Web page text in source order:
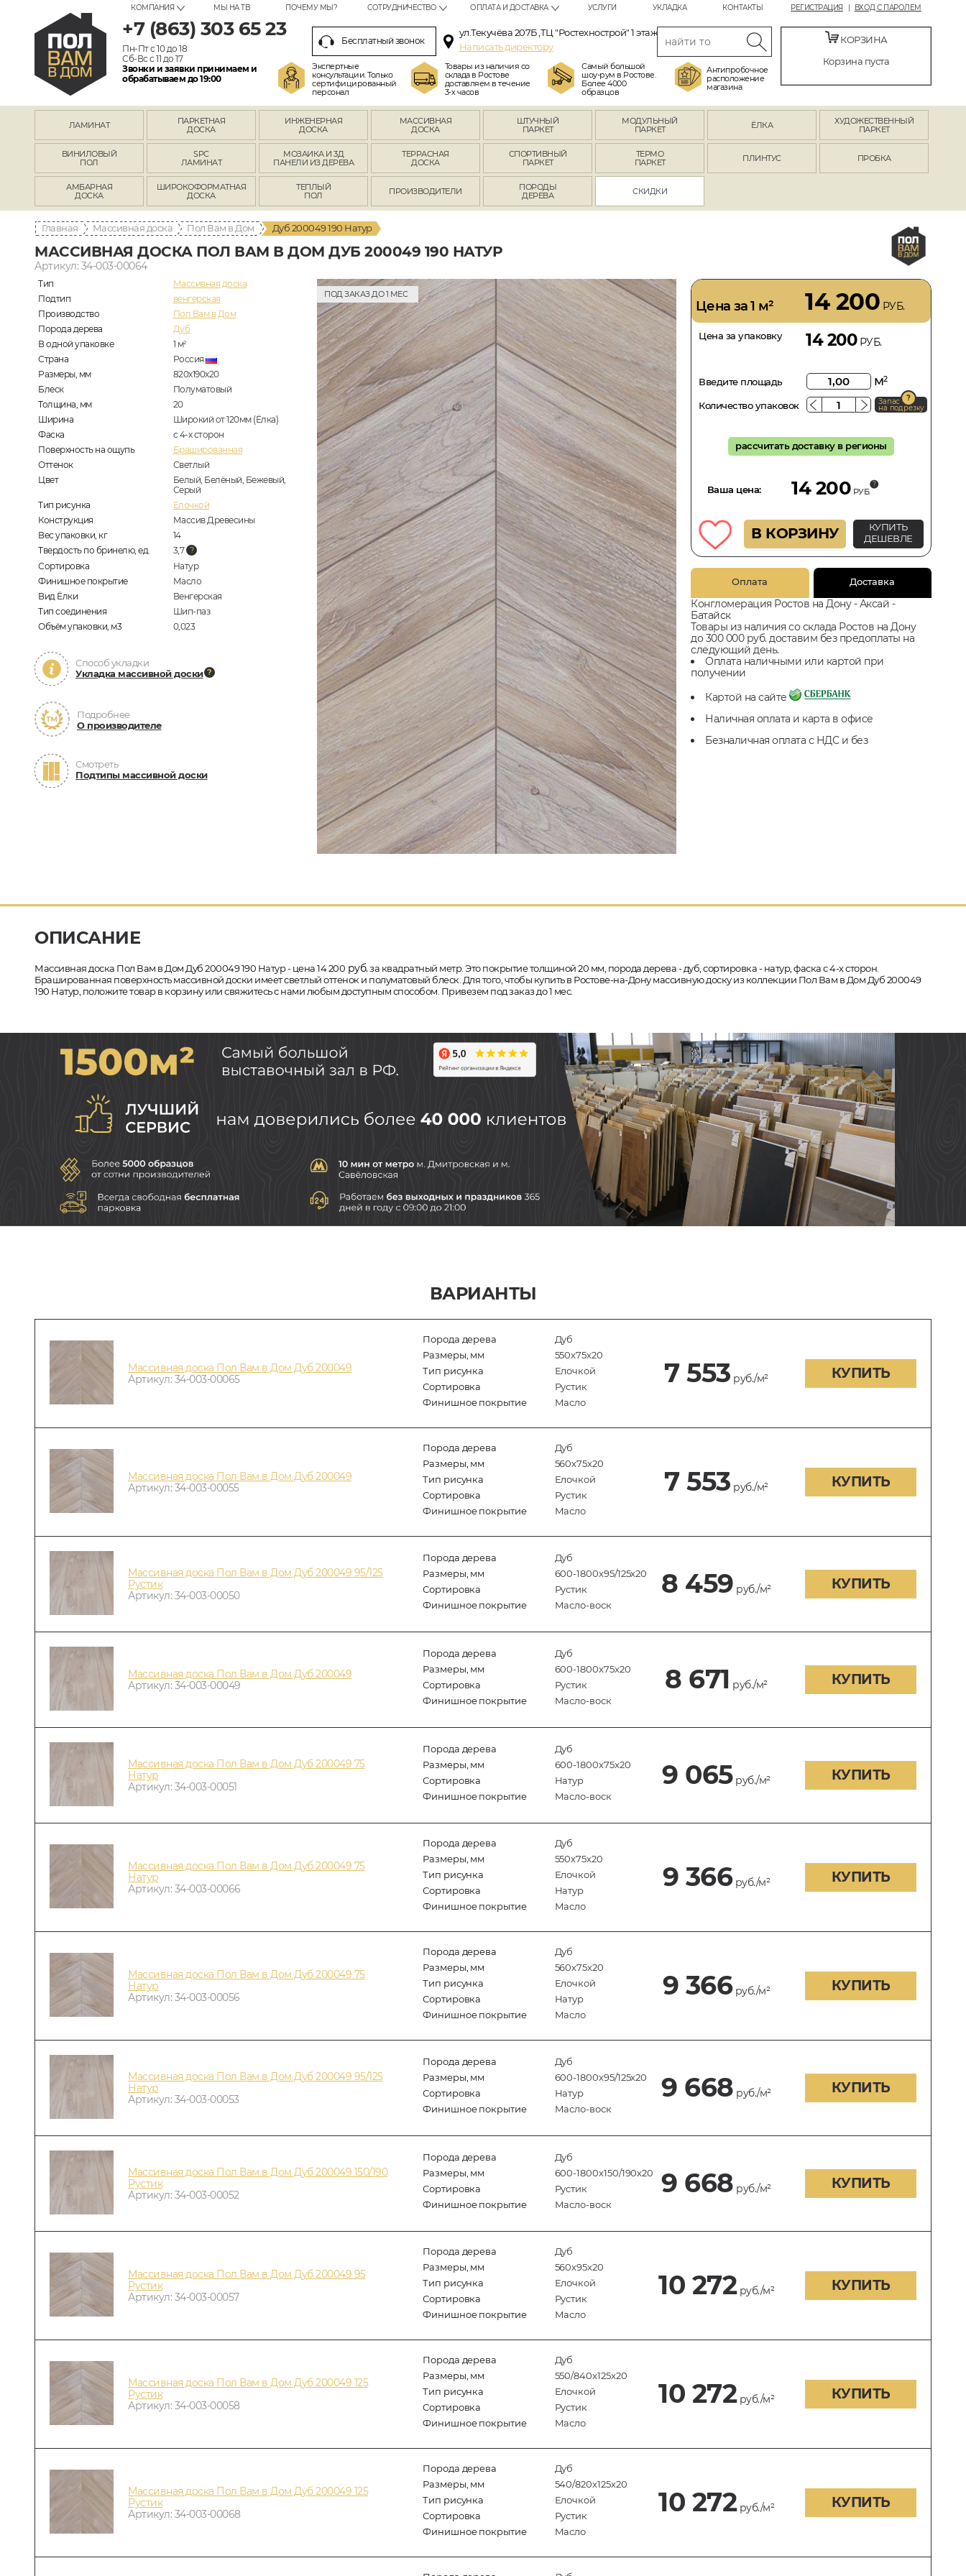
РЕГИСТРАЦИЯ ВХОД С ПАРОЛЕМ
КОМПАНИЯ МЫ НА ТВ ПОЧЕМУ МЫ? СОТРУДНИЧЕСТВО ОПЛАТА И ДОСТАВКА УСЛУГИ УКЛАДКА КОНТАКТЫ
+7 (863) 303 65 23
Пн-Пт с 10 до 18
Сб-Вс с 11 до 17
Звонки и заявки принимаем и
обрабатываем до 19:00
Бесплатный звонок
ул.Текучёва 207Б ,ТЦ "Ростехнострой" 1 этаж
Написать директору
Экспертные
консультации. Только
сертифицированный
персонал
Товары из наличия со
склада в Ростове
доставляем в течение
3-х часов
Самый большой
шоу-рум в Ростове.
Более 4000
образцов
Антипробочное
расположение
магазина
КОРЗИНА
Корзина пуста
ЛАМИНАТ
ПАРКЕТНАЯ
ДОСКА
ИНЖЕНЕРНАЯ
ДОСКА
МАССИВНАЯ
ДОСКА
ШТУЧНЫЙ
ПАРКЕТ
МОДУЛЬНЫЙ
ПАРКЕТ
ЁЛКА
ХУДОЖЕСТВЕННЫЙ
ПАРКЕТ
ВИНИЛОВЫЙ
ПОЛ
SPC
ЛАМИНАТ
МОЗАИКА И 3Д
ПАНЕЛИ ИЗ ДЕРЕВА
ТЕРРАСНАЯ
ДОСКА
СПОРТИВНЫЙ
ПАРКЕТ
ТЕРМО
ПАРКЕТ
ПЛИНТУС ПРОБКА
АМБАРНАЯ
ДОСКА
ШИРОКОФОРМАТНАЯ
ДОСКА
ТЕПЛЫЙ
ПОЛ
ПРОИЗВОДИТЕЛИ
ПОРОДЫ
ДЕРЕВА
СКИДКИ
Главная Массивная доска Пол Вам в Дом Дуб 200049 190 Натур
МАССИВНАЯ ДОСКА ПОЛ ВАМ В ДОМ ДУБ 200049 190 НАТУР
Артикул: 34-003-00064
Тип
Массивная доска
Подтип
венгерская
Производство
Пол Вам в Дом
Порода дерева
Дуб
В одной упаковке
1 м2
Страна
Россия
Размеры, мм
820x190x20
Блеск
Полуматовый
Толщина, мм
20
Ширина
Широкий от 120мм (Ёлка)
Фаска
с 4-х сторон
Поверхность на ощупь
Брашированная
Оттенок
Светлый
Цвет
Белый, Белёный, Бежевый,
Серый
Тип рисунка
Елочкой
Конструкция
Массив Древесины
Вес упаковки, кг
14
Твердость по бринелю, ед
3,7
Сортировка
Натур
Финишное покрытие
Масло
Вид Ёлки
Венгерская
Тип соединения
Шип-паз
Объём упаковки, м3
0,023
Способ укладки
Укладка массивной доски
Подробнее
О производителе
Смотреть
Подтипы массивной доски
ПОД ЗАКАЗ ДО 1 МЕС
Цена за 1 м² 14 200 РУБ.
Цена за упаковку 14 200РУБ.
Введите площадь м2
Количество упаковок Запас
на подрезку
рассчитать доставку в регионы
Ваша цена: 14 200 РУБ.
В КОРЗИНУ
КУПИТЬ
ДЕШЕВЛЕ
Оплата Доставка
Конгломерация Ростов на Дону - Аксай -
Батайск
Товары из наличия со склада Ростов на Дону
до 300 000 руб. доставим без предоплаты на
следующий день.
Оплата наличными или картой при
получении
Картой на сайте
Наличная оплата и карта в офисе
Безналичная оплата с НДС и без
ОПИСАНИЕ
Массивная доска Пол Вам в Дом Дуб 200049 190 Натур - цена 14 200 руб.за квадратный метр. Это покрытие толщиной 20 мм, порода дерева - дуб, сортировка - натур, фаска с 4-х сторон.
Брашированная поверхность массивной доски имеет светлый оттенок и полуматовый блеск. Для того, чтобы купить в Ростове-на-Дону массивную доску из коллекции Пол Вам в Дом Дуб 200049
190 Натур, положите товар в корзину или свяжитесь с нами любым доступным способом. Привезем под заказ до 1 мес.
ВАРИАНТЫ
Массивная доска Пол Вам в Дом Дуб 200049
Артикул: 34-003-00065
Порода дерева
Дуб
Размеры, мм
550x75x20
Тип рисунка
Елочкой
Сортировка
Рустик
Финишное покрытие
Масло
7 553 руб./м² КУПИТЬ
Массивная доска Пол Вам в Дом Дуб 200049
Артикул: 34-003-00055
Порода дерева
Дуб
Размеры, мм
560x75x20
Тип рисунка
Елочкой
Сортировка
Рустик
Финишное покрытие
Масло
7 553 руб./м² КУПИТЬ
Массивная доска Пол Вам в Дом Дуб 200049 95/125
Рустик
Артикул: 34-003-00050
Порода дерева
Дуб
Размеры, мм
600-1800x95/125x20
Сортировка
Рустик
Финишное покрытие
Масло-воск
8 459 руб./м² КУПИТЬ
Массивная доска Пол Вам в Дом Дуб 200049
Артикул: 34-003-00049
Порода дерева
Дуб
Размеры, мм
600-1800x75x20
Сортировка
Рустик
Финишное покрытие
Масло-воск
8 671 руб./м² КУПИТЬ
Массивная доска Пол Вам в Дом Дуб 200049 75
Натур
Артикул: 34-003-00051
Порода дерева
Дуб
Размеры, мм
600-1800x75x20
Сортировка
Натур
Финишное покрытие
Масло-воск
9 065руб./м² КУПИТЬ
Массивная доска Пол Вам в Дом Дуб 200049 75
Натур
Артикул: 34-003-00066
Порода дерева
Дуб
Размеры, мм
550x75x20
Тип рисунка
Елочкой
Сортировка
Натур
Финишное покрытие
Масло
9 366руб./м² КУПИТЬ
Массивная доска Пол Вам в Дом Дуб 200049 75
Натур
Артикул: 34-003-00056
Порода дерева
Дуб
Размеры, мм
560x75x20
Тип рисунка
Елочкой
Сортировка
Натур
Финишное покрытие
Масло
9 366руб./м² КУПИТЬ
Массивная доска Пол Вам в Дом Дуб 200049 95/125
Натур
Артикул: 34-003-00053
Порода дерева
Дуб
Размеры, мм
600-1800x95/125x20
Сортировка
Натур
Финишное покрытие
Масло-воск
9 668 руб./м² КУПИТЬ
Массивная доска Пол Вам в Дом Дуб 200049 150/190
Рустик
Артикул: 34-003-00052
Порода дерева
Дуб
Размеры, мм
600-1800x150/190x20
Сортировка
Рустик
Финишное покрытие
Масло-воск
9 668 руб./м² КУПИТЬ
Массивная доска Пол Вам в Дом Дуб 200049 95
Рустик
Артикул: 34-003-00057
Порода дерева
Дуб
Размеры, мм
560x95x20
Тип рисунка
Елочкой
Сортировка
Рустик
Финишное покрытие
Масло
10 272руб./м² КУПИТЬ
Массивная доска Пол Вам в Дом Дуб 200049 125
Рустик
Артикул: 34-003-00058
Порода дерева
Дуб
Размеры, мм
550/840x125x20
Тип рисунка
Елочкой
Сортировка
Рустик
Финишное покрытие
Масло
10 272руб./м² КУПИТЬ
Массивная доска Пол Вам в Дом Дуб 200049 125
Рустик
Артикул: 34-003-00068
Порода дерева
Дуб
Размеры, мм
540/820x125x20
Тип рисунка
Елочкой
Сортировка
Рустик
Финишное покрытие
Масло
10 272руб./м² КУПИТЬ